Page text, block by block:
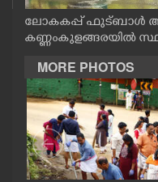
CASE DIARY
CINEMA
OPINION
PHOTOS
ലോകകപ്പ് ഫുട്ബാൾ
കണ്ണംകുളങ്ങരയിൽ
MORE PHOTOS